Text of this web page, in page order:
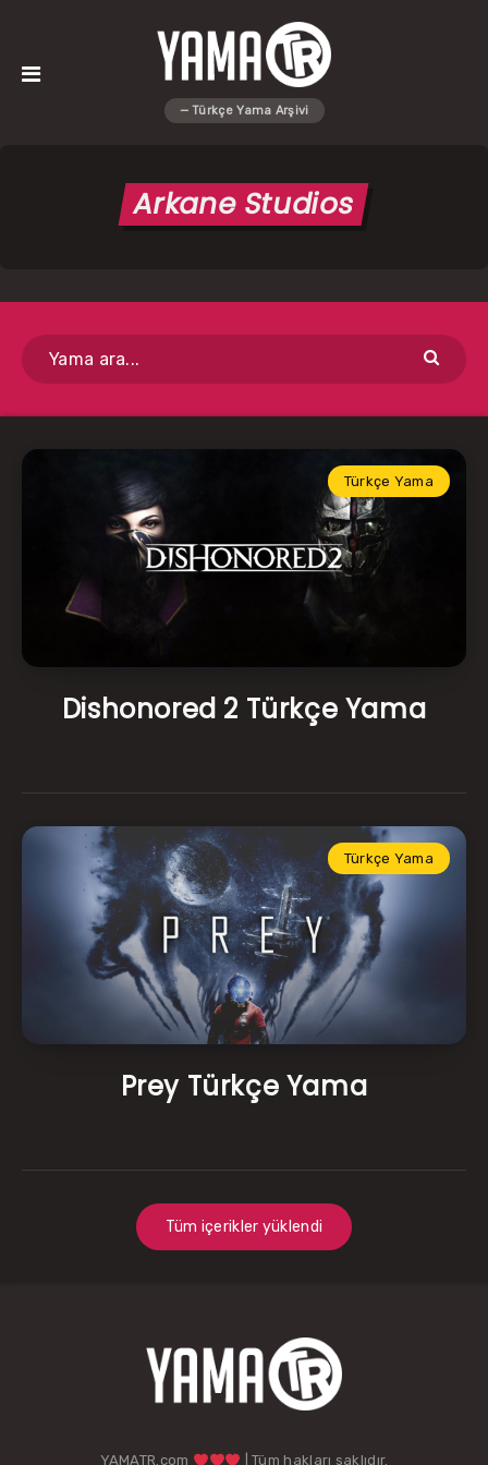
Arkane Studios
Türkçe Yama
Dishonored 2 Türkçe Yama
Türkçe Yama
Prey Türkçe Yama
Tüm içerikler yüklendi
YAMATR.com | Tüm hakları saklıdır.